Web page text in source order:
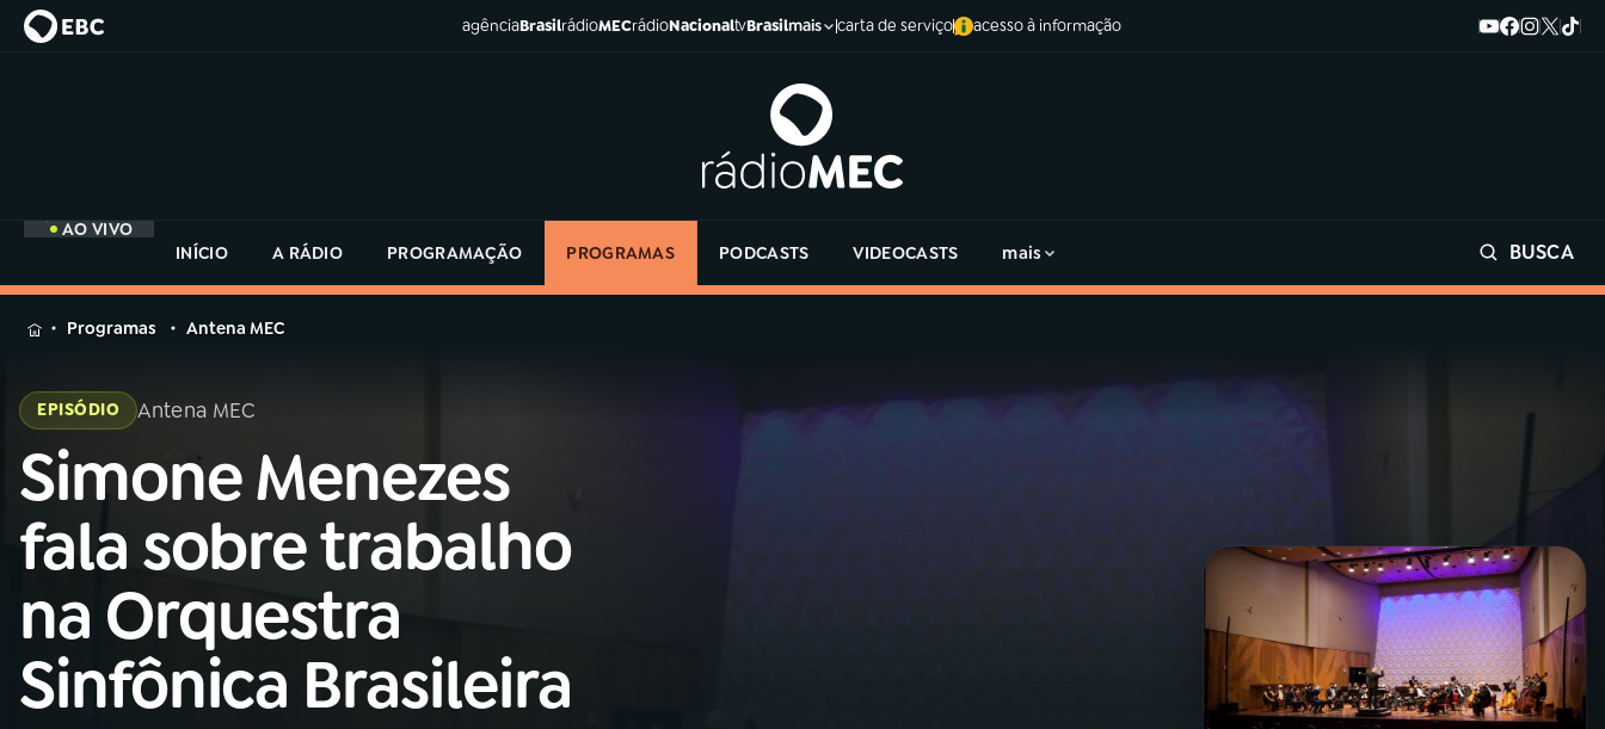
agênciaBrasilrádioMECrádioNacionaltvBrasilmais carta de serviço acesso à informação
AO VIVO
INÍCIO
A RÁDIO PROGRAMAÇÃO PROGRAMAS PODCASTS VIDEOCASTS mais BUSCA
MENU
Buscar
na
Rádio
MEC
AO VIVO
01 INÍCIO
02A RÁDIO
na
Rádio
MEC
Programas Antena MEC
EPISÓDIO Antena MEC
Simone Menezes
fala sobre trabalho
na Orquestra
Sinfônica Brasileira